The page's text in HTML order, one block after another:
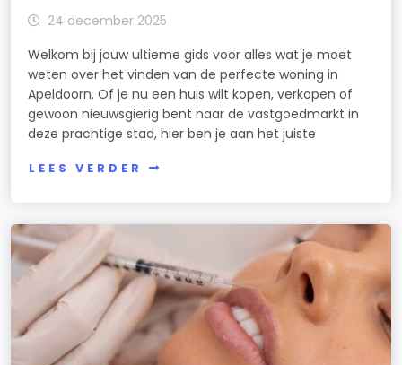
24 december 2025
Welkom bij jouw ultieme gids voor alles wat je moet
weten over het vinden van de perfecte woning in
Apeldoorn. Of je nu een huis wilt kopen, verkopen of
gewoon nieuwsgierig bent naar de vastgoedmarkt in
deze prachtige stad, hier ben je aan het juiste
LEES VERDER